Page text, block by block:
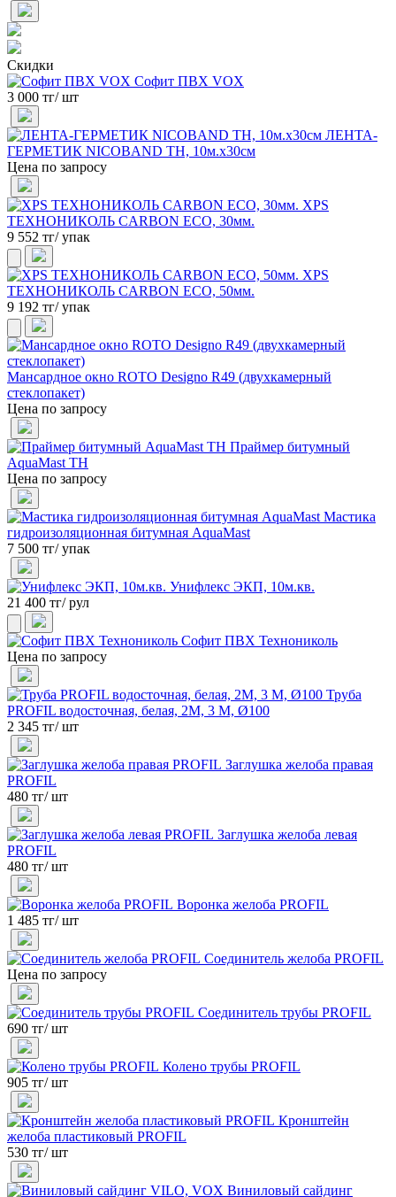
Скидки
Софит ПВХ VOX
3 000 тг/ шт
ЛЕНТА-
ГЕРМЕТИК NICOBAND ТН, 10м.х30см
Цена по запросу
XPS
ТЕХНОНИКОЛЬ CARBON ECO, 30мм.
9 552 тг/ упак
XPS
ТЕХНОНИКОЛЬ CARBON ECO, 50мм.
9 192 тг/ упак
Мансардное окно ROTO Designo R49 (двухкамерный
стеклопакет)
Цена по запросу
Праймер битумный
AquaMast ТН
Цена по запросу
Мастика
гидроизоляционная битумная AquaMast
7 500 тг/ упак
Унифлекс ЭКП, 10м.кв.
21 400 тг/ рул
Софит ПВХ Технониколь
Цена по запросу
Труба
PROFIL водосточная, белая, 2М, 3 М, Ø100
2 345 тг/ шт
Заглушка желоба правая
PROFIL
480 тг/ шт
Заглушка желоба левая
PROFIL
480 тг/ шт
Воронка желоба PROFIL
1 485 тг/ шт
Соединитель желоба PROFIL
Цена по запросу
Соединитель трубы PROFIL
690 тг/ шт
Колено трубы PROFIL
905 тг/ шт
Кронштейн
желоба пластиковый PROFIL
530 тг/ шт
Виниловый сайдинг